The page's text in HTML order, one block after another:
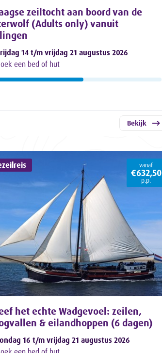
zeiltocht aan boord van de
(Adults only) vanuit
14 t/m vrijdag 21 augustus 2026
een bed of hut
Bekijk
vanaf
€632,50
p.p.
het echte Wadgevoel: zeilen,
& eilandhoppen (6 dagen)
16 t/m vrijdag 21 augustus 2026